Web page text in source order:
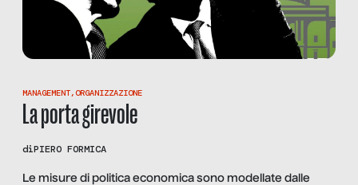
MANAGEMENT,ORGANIZZAZIONE
La porta girevole
diPIERO FORMICA
Le misure di politica economica sono modellate dalle